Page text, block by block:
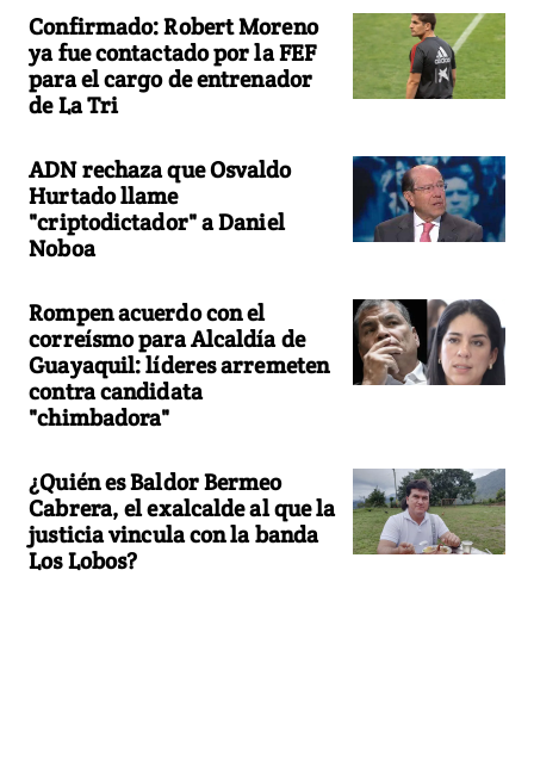
Confirmado: Robert Moreno
ya fue contactado por la FEF
para el cargo de entrenador
de La Tri
ADN rechaza que Osvaldo
Hurtado llame
"criptodictador" a Daniel
Noboa
Rompen acuerdo con el
correísmo para Alcaldía de
Guayaquil: líderes arremeten
contra candidata
"chimbadora"
¿Quién es Baldor Bermeo
Cabrera, el exalcalde al que la
justicia vincula con la banda
Los Lobos?